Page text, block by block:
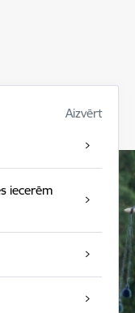
Aizvērt
iecerēm